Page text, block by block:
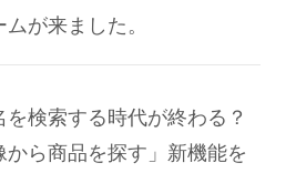
が来ました。
を検索する時代が終わる？
から商品を探す」新機能を